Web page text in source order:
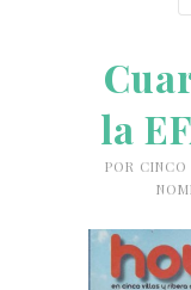
la
POR CINCO